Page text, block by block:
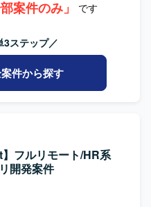
部案件のみ」 です
3ステップ／
件から探す
フルリモート/HR系
開発案件